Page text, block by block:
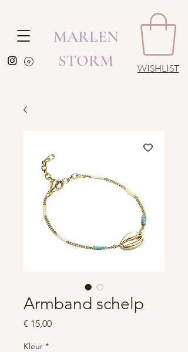
MARLEN
STORM
WISHLIST
Armband schelp
€ 15,00Prijs
Kleur *